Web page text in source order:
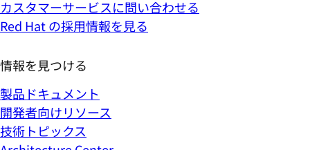
カスタマーサービスに問い合わせる
Red Hat の採用情報を見る
情報を見つける
製品ドキュメント
開発者向けリソース
技術トピックス